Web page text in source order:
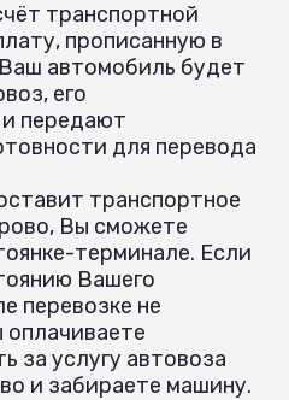
транспортной
прописанную в
автомобиль будет
его
передают
для перевода
транспортное
Вы сможете
терминале. Если
Вашего
перевозке не
оплачиваете
за услугу автовоза
и забираете машину.